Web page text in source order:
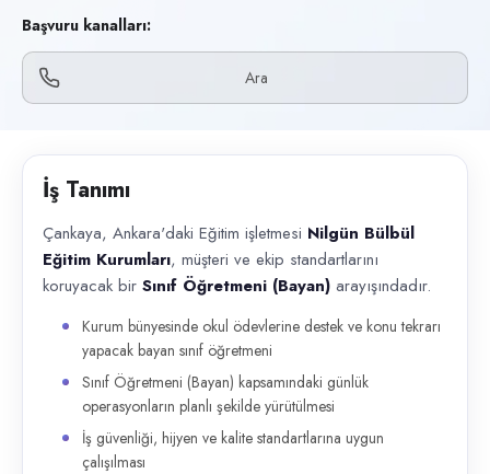
Son geçerlilik
23 Eylül 2026
Başvuru kanalları
İlan açıklaması
Başvuru kanalları:
Ara
İş Tanımı
Çankaya, Ankara'daki Eğitim işletmesi Nilgün Bülbül
Eğitim Kurumları, müşteri ve ekip standartlarını
koruyacak bir Sınıf Öğretmeni (Bayan) arayışındadır.
Kurum bünyesinde okul ödevlerine destek ve konu tekrarı
yapacak bayan sınıf öğretmeni
Sınıf Öğretmeni (Bayan) kapsamındaki günlük
operasyonların planlı şekilde yürütülmesi
İş güvenliği, hijyen ve kalite standartlarına uygun
çalışılması